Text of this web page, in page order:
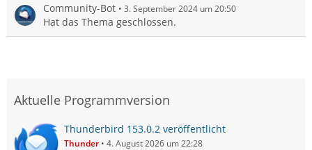
Community-Bot 3. September 2024 um 20:50
Hat das Thema geschlossen.
Aktuelle Programmversion
Thunderbird 153.0.2 veröffentlicht
Thunder 4. August 2026 um 22:28